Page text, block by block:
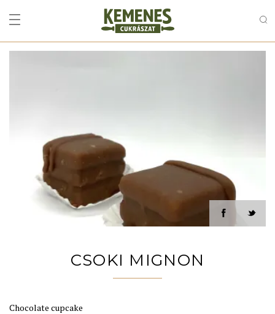
CSOKI MIGNON
Chocolate cupcake